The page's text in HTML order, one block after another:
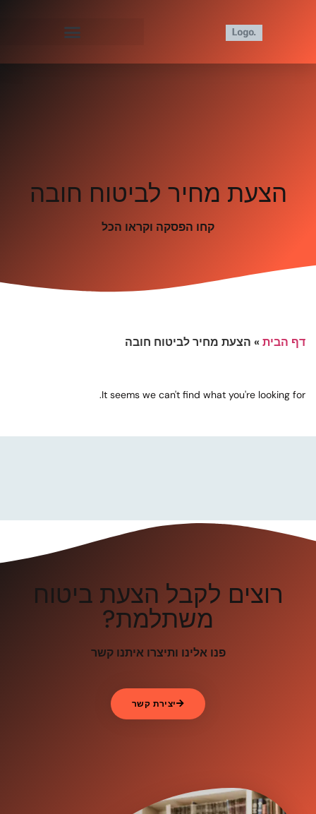
הצעת מחיר לביטוח חובה
קחו הפסקה וקראו הכל
דף הבית» הצעת מחיר לביטוח חובה
It seems we can't find what you're looking for.
רוצים לקבל הצעת ביטוח
משתלמת?
פנו אלינו ותיצרו איתנו קשר
יצירת קשר